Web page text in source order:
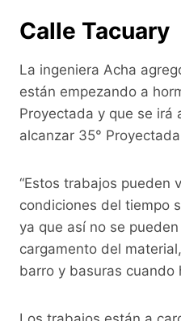
Calle Tacuary
La ingeniera Acha
están empezando a
Proyectada y que se irá
alcanzar 35°
“Estos trabajos pueden
condiciones del tiempo
ya que así no se
cargamento del
barro y basuras cuando